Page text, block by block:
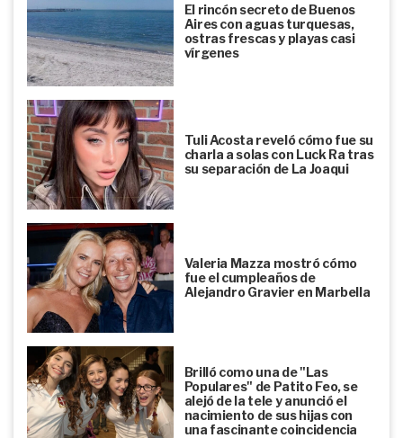
El rincón secreto de Buenos
Aires con aguas turquesas,
ostras frescas y playas casi
vírgenes
Tuli Acosta reveló cómo fue su
charla a solas con Luck Ra tras
su separación de La Joaqui
Valeria Mazza mostró cómo
fue el cumpleaños de
Alejandro Gravier en Marbella
Brilló como una de "Las
Populares" de Patito Feo, se
alejó de la tele y anunció el
nacimiento de sus hijas con
una fascinante coincidencia